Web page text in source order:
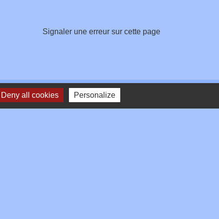
Signaler une erreur sur cette page
Deny all cookies Personalize